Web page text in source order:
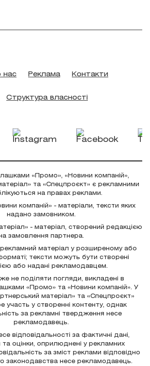
нас Реклама Контакти
Структура власності
«Промо», «Новини компаній»,
та «Спецпроєкт» є рекламними
на правах реклами.
компаній» - матеріали, тексти яких
надано замовником.
- матеріал, створений редакцією
замовлення партнера.
матеріал у розширеному або
тексти можуть бути створені
або надані рекламодавцем.
не поділяти погляди, викладені в
«Промо» та «Новини компаній». У
матеріал» та «Спецпроєкт»
участь у створенні контенту, однак
за рекламні твердження несе
рекламодавець.
відповідальності за фактичні дані,
оцінки, оприлюднені у рекламних
за зміст реклами відповідно
законодавства несе рекламодавець.